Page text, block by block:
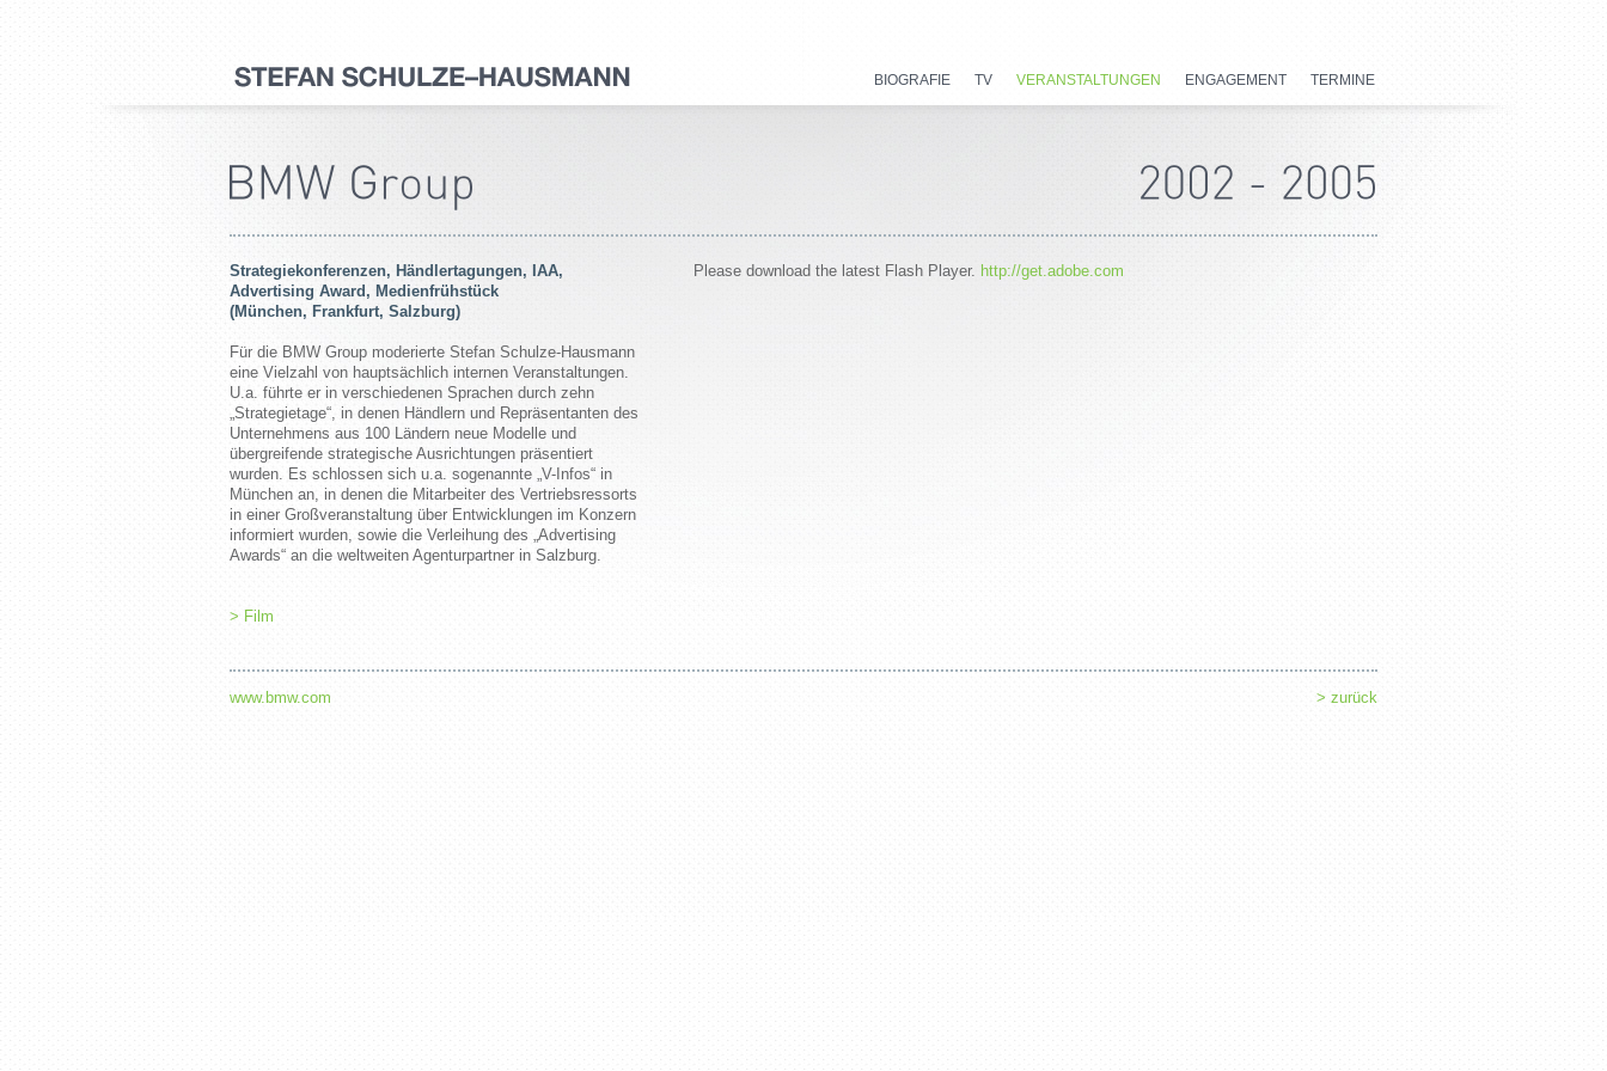
TERMINE
ENGAGEMENT
VERANSTALTUNGEN
TV
BIOGRAFIE
Strategiekonferenzen, Händlertagungen, IAA,
Advertising Award, Medienfrühstück
(München, Frankfurt, Salzburg)
Für die BMW Group moderierte Stefan Schulze-Hausmann
eine Vielzahl von hauptsächlich internen Veranstaltungen.
U.a. führte er in verschiedenen Sprachen durch zehn
„Strategietage“, in denen Händlern und Repräsentanten des
Unternehmens aus 100 Ländern neue Modelle und
übergreifende strategische Ausrichtungen präsentiert
wurden. Es schlossen sich u.a. sogenannte „V-Infos“ in
München an, in denen die Mitarbeiter des Vertriebsressorts
in einer Großveranstaltung über Entwicklungen im Konzern
informiert wurden, sowie die Verleihung des „Advertising
Awards“ an die weltweiten Agenturpartner in Salzburg.
> Film
Please download the latest Flash Player. http://get.adobe.com
www.bmw.com > zurück